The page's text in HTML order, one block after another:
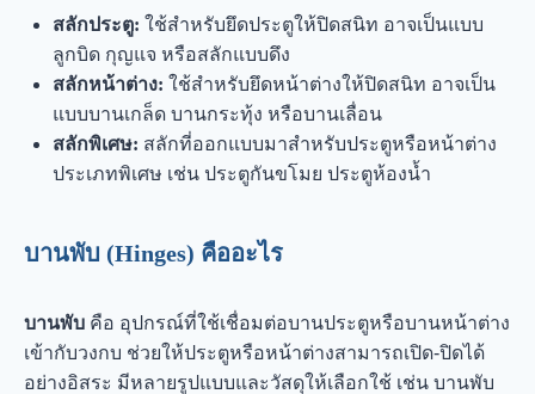
สลักประตู: ใช้สำหรับยึดประตูให้ปิดสนิท อาจเป็นแบบ
ลูกบิด กุญแจ หรือสลักแบบดึง
สลักหน้าต่าง: ใช้สำหรับยึดหน้าต่างให้ปิดสนิท อาจเป็น
แบบบานเกล็ด บานกระทุ้ง หรือบานเลื่อน
สลักพิเศษ: สลักที่ออกแบบมาสำหรับประตูหรือหน้าต่าง
ประเภทพิเศษ เช่น ประตูกันขโมย ประตูห้องน้ำ
บานพับ (Hinges) คืออะไร
บานพับ คือ อุปกรณ์ที่ใช้เชื่อมต่อบานประตูหรือบานหน้าต่าง
เข้ากับวงกบ ช่วยให้ประตูหรือหน้าต่างสามารถเปิด-ปิดได้
อย่างอิสระ มีหลายรูปแบบและวัสดุให้เลือกใช้ เช่น บานพับ